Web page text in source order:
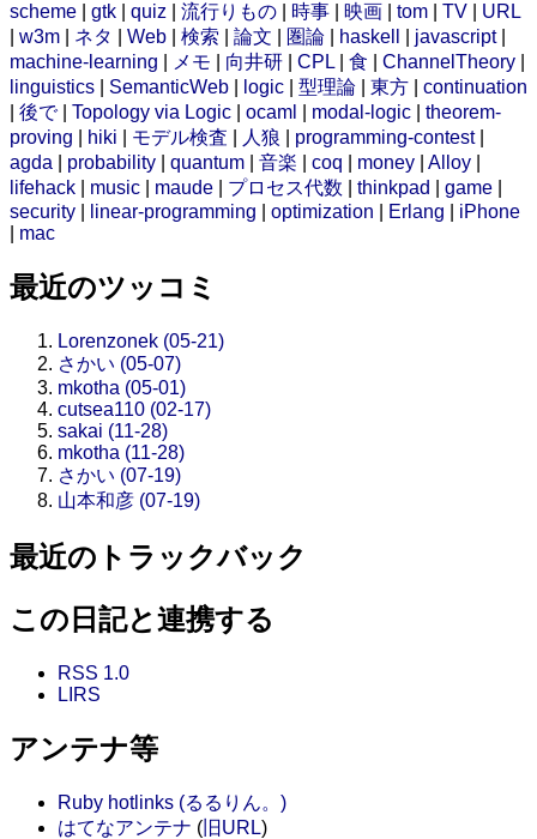
scheme
gtk quiz 流行りもの 時事 映画 tom TV
URL
w3m ネタ Web 検索 論文 圏論 haskell javascript|
machine-learning
メモ 向井研 CPL 食 ChannelTheory
linguistics
SemanticWeb logic 型理論 東方
continuation
後で| Topology via Logic ocaml modal-logic
theorem-
proving
hiki モデル検査 人狼 programming-contest|
agda
probability quantum 音楽 coq money Alloy
lifehack
music maude プロセス代数 thinkpad game
security
linear-programming optimization Erlang
iPhone
mac
最近のツッコミ
Lorenzonek (05-21)
さかい (05-07)
mkotha (05-01)
cutsea110 (02-17)
sakai (11-28)
mkotha (11-28)
さかい (07-19)
山本和彦 (07-19)
最近のトラックバック
この日記と連携する
RSS 1.0
LIRS
アンテナ等
Ruby hotlinks (るるりん。)
はてなアンテナ ( 旧URL)